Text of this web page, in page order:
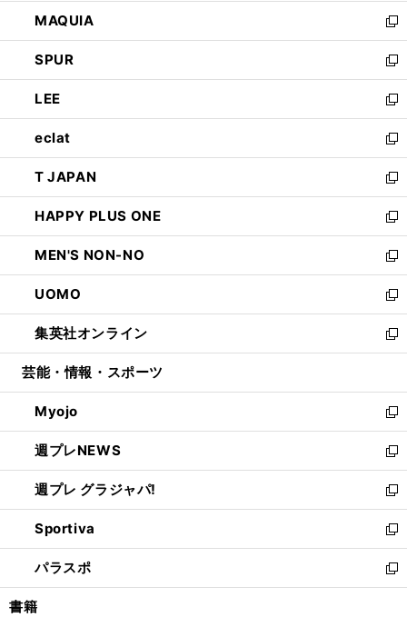
ド
ウ
で
開
く
ウ
ィ
ン
ド
ウ
で
開
く
し
い
ウ
ィ
ン
ド
ウ
で
開
く
MAQUIA
新
し
い
ウ
ィ
ン
ド
ウ
で
開
く
SPUR
新
し
い
ウ
ィ
ン
ド
ウ
で
開
く
LEE
新
し
い
ウ
ィ
ン
ド
ウ
で
開
く
eclat
新
し
い
ウ
ィ
ン
ド
ウ
で
開
く
T JAPAN
新
し
い
ウ
ィ
ン
ド
ウ
で
開
HAPPY PLUS ONE
新
し
い
ウ
ィ
ン
ド
ウ
開
く
MEN'S NON-NO
新
し
い
ウ
ィ
ン
ウ
で
開
く
UOMO
新
し
い
ウ
ン
ド
ウ
で
開
く
集英社オンライン
新
し
ウ
ィ
ン
ド
ウ
で
開
く
芸能・情報・スポーツ
Myojo
新
し
い
ウ
ィ
ン
ド
ウ
で
開
週プレNEWS
新
し
い
ウ
ィ
ン
ド
ウ
週プレ グラジャパ!
新
し
い
ウ
ィ
ン
Sportiva
新
し
い
ウ
パラスポ
新
し
書籍